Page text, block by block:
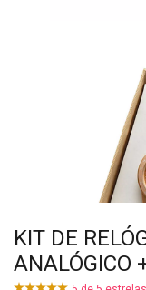
KIT DE
ANALÓGICO